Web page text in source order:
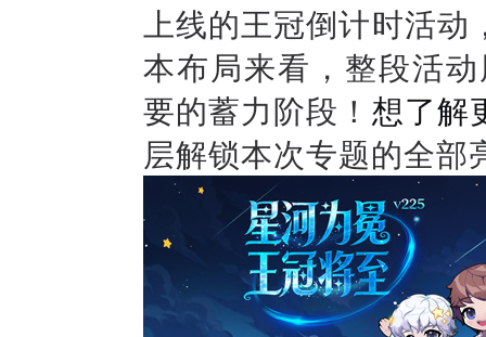
上线的王冠倒计时活动
本布局来看，整段活
要的蓄力阶段 ！ 想了解
层解锁本次专题的全部